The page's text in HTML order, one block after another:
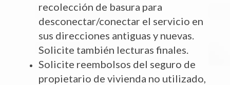
recolección de basura para
desconectar/conectar el servicio en
sus direcciones antiguas y nuevas.
Solicite también lecturas finales.
Solicite reembolsos del seguro de
propietario de vivienda no utilizado,